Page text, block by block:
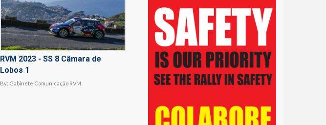
RVM 2023 - SS 8 Câmara de
Lobos 1
By: Gabinete Comunicação RVM